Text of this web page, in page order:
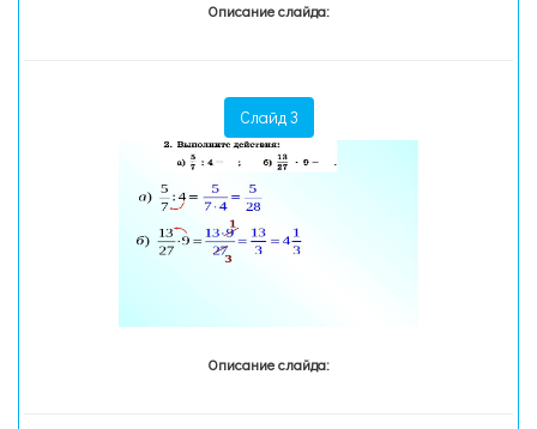
Описание слайда:
Слайд 3
Описание слайда: